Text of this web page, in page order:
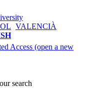
VALENCIÀ
Access (open a new
search